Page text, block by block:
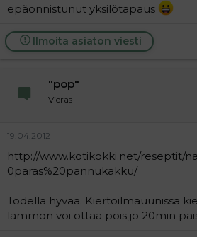
epäonnistunut yksilötapaus
Ilmoita asiaton viesti
"pop"
Vieras
19.04.2012
http://www.kotikokki.net/reseptit/
0paras%20pannukakku/
Todella hyvää. Kiertoilmauunissa
lämmön voi ottaa pois jo 20min